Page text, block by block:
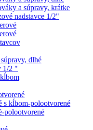
a súpravy, krátke
nadstavce 1/2"
dlhé
1/2 "
s kĺbom-polootvorené
polootvorené